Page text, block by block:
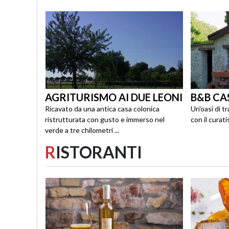
AGRITURISMO AI DUE LEONI
Ricavato da una antica casa colonica
ristrutturata con gusto e immerso nel
verde a tre chilometri ...
B&B
Un'oasi di
con il
RISTORANTI